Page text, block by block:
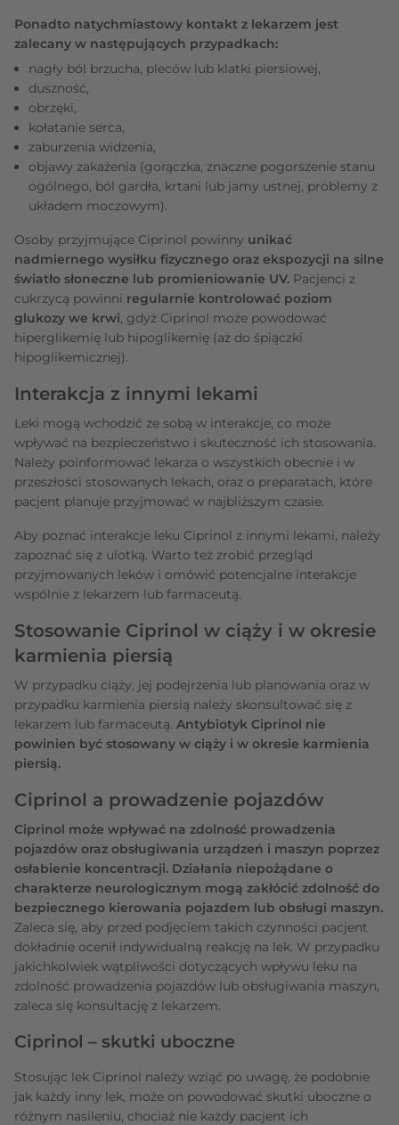
Ponadto natychmiastowy kontakt z lekarzem jest
zalecany w następujących przypadkach:
nagły ból brzucha, pleców lub klatki piersiowej,
duszność,
obrzęki,
kołatanie serca,
zaburzenia widzenia,
objawy zakażenia (gorączka, znaczne pogorszenie stanu
ogólnego, ból gardła, krtani lub jamy ustnej, problemy z
układem moczowym).
Osoby przyjmujące Ciprinol powinny unikać
nadmiernego wysiłku fizycznego oraz ekspozycji na silne
światło słoneczne lub promieniowanie UV. Pacjenci z
cukrzycą powinni regularnie kontrolować poziom
glukozy we krwi, gdyż Ciprinol może powodować
hiperglikemię lub hipoglikemię (aż do śpiączki
hipoglikemicznej).
Interakcja z innymi lekami
Leki mogą wchodzić ze sobą w interakcje, co może
wpływać na bezpieczeństwo i skuteczność ich stosowania.
Należy poinformować lekarza o wszystkich obecnie i w
przeszłości stosowanych lekach, oraz o preparatach, które
pacjent planuje przyjmować w najbliższym czasie.
Aby poznać interakcje leku Ciprinol z innymi lekami, należy
zapoznać się z ulotką. Warto też zrobić przegląd
przyjmowanych leków i omówić potencjalne interakcje
wspólnie z lekarzem lub farmaceutą.
Stosowanie Ciprinol w ciąży i w okresie
karmienia piersią
W przypadku ciąży, jej podejrzenia lub planowania oraz w
przypadku karmienia piersią należy skonsultować się z
lekarzem lub farmaceutą. Antybiotyk Ciprinol nie
powinien być stosowany w ciąży i w okresie karmienia
piersią.
Ciprinol a prowadzenie pojazdów
Ciprinol może wpływać na zdolność prowadzenia
pojazdów oraz obsługiwania urządzeń i maszyn poprzez
osłabienie koncentracji. Działania niepożądane o
charakterze neurologicznym mogą zakłócić zdolność do
bezpiecznego kierowania pojazdem lub obsługi maszyn.
Zaleca się, aby przed podjęciem takich czynności pacjent
dokładnie ocenił indywidualną reakcję na lek. W przypadku
jakichkolwiek wątpliwości dotyczących wpływu leku na
zdolność prowadzenia pojazdów lub obsługiwania maszyn,
zaleca się konsultację z lekarzem.
Ciprinol – skutki uboczne
Stosując lek Ciprinol należy wziąć po uwagę, że podobnie
jak każdy inny lek, może on powodować skutki uboczne o
różnym nasileniu, chociaż nie każdy pacjent ich